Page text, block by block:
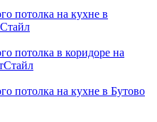
потолка на кухне в
потолка в коридоре на
потолка на кухне в Бутово